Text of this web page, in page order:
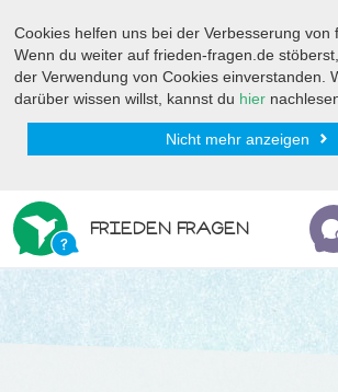
Cookies helfen uns bei der Verbesserung von
Wenn du weiter auf frieden-fragen.de
der Verwendung von Cookies einverstanden.
darüber wissen willst, kannst du hier
Nicht mehr anzeigen
FRIEDEN FRAGEN